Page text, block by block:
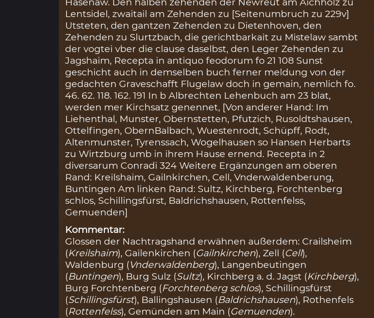
Lentsidel, zwaitail am Zehenden zu [Seitenumbruch zu 229v]
Utsteten, den gantzen Zehenden zu Dietenhoven, den
Zehenden zu Slurtzbach, die gerichtbarkait zu Mistelaw sambt
der vogtei vber die clause daselbst, den Leger Zehenden zu
Jagshaim, Recepta in antiquo feodorum fo 21 108 Sunst
geschicht auch in demselben buch ferner meldung von der
gedachten Graveschafft Flugelaw doch in gemain, nemlich fo.
46. 62. 118. 162. 191 In b Albrechten Lehenbuch am 23 blat,
werden mer Kirchsatz genennet, [Von anderer Hand: Im
Liehenthal, Munster, Obernstetten, Pfutzich, Rusoldtshausen,
Ottelfingen, ObernBalbach, Wuestenrodt, Schüpff, Rodt,
Altenmunster, Tyrenssach, Wogelhausen so Hansen Herbarts
zu Wirtzburg umb in ihrem Hause ernend. Recepta in 2
diversarum Conradi 324 Weitere Ergänzungen am oberen
Rand: Kreilshaim, Gailnkirchen, Cell, Vnderwaldenberung,
Buntingen Am linken Rand: Sultz, Kirchberg, Forchtenberg
schlos, Schillingsfürst, Baldrichshausen, Rottenfelss,
Gemuenden]
Kommentar:
Glossen der Nachtragshand erwähnen außerdem: Crailsheim
(Kreilshaim), Gailenkirchen (Gailnkirchen), Zell (Cell),
Waldenburg (Vnderwaldenberg), Langenbeutingen
(Buntingen), Burg Sulz (Sultz), Kirchberg a. d. Jagst (Kirchberg),
Burg Forchtenberg (Forchtenberg schlos), Schillingsfürst
(Schillingsfürst), Ballingshausen (Baldrichshausen), Rothenfels
(Rottenfelss), Gemünden am Main (Gemuenden).